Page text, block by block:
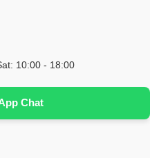
10:00 - 18:00
Chat